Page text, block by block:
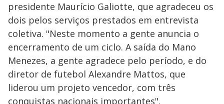
presidente Maurício Galiotte, que agradeceu os
dois pelos serviços prestados em entrevista
coletiva. "Neste momento a gente anuncia o
encerramento de um ciclo. A saída do Mano
Menezes, a gente agradece pelo período, e do
diretor de futebol Alexandre Mattos, que
liderou um projeto vencedor, com três
conquistas nacionais importantes".